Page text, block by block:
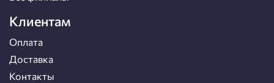
Клиентам
Оплата
Доставка
Контакты